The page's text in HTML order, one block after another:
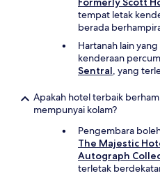
tempat letak
berada
Hartanah lain
kenderaan
Sentral, yang
Apakah hotel terbaik
mempunyai kolam?
Pengembara
The Majestic
Autograph
terletak